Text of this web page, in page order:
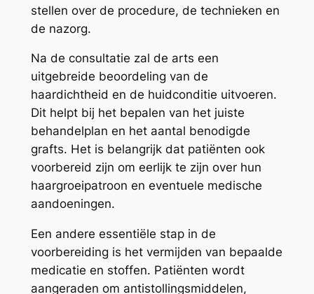
stellen over de procedure, de technieken en
de nazorg.
Na de consultatie zal de arts een
uitgebreide beoordeling van de
haardichtheid en de huidconditie uitvoeren.
Dit helpt bij het bepalen van het juiste
behandelplan en het aantal benodigde
grafts. Het is belangrijk dat patiënten ook
voorbereid zijn om eerlijk te zijn over hun
haargroeipatroon en eventuele medische
aandoeningen.
Een andere essentiële stap in de
voorbereiding is het vermijden van bepaalde
medicatie en stoffen. Patiënten wordt
aangeraden om antistollingsmiddelen,